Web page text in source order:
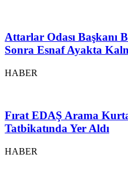
Attarlar Odası Başkanı
Sonra Esnaf Ayakta
HABER
Fırat EDAŞ Arama
Tatbikatında Yer Aldı
HABER